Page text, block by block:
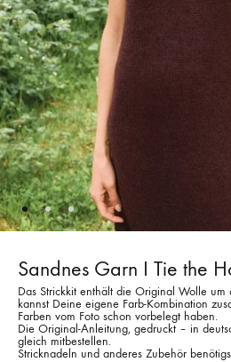
Sandnes Garn I Tie the
Das Strickkit enthält die Original Wolle
kannst Deine eigene Farb-Kombination
Farben vom Foto schon vorbelegt haben.
Die Original-Anleitung, gedruckt – in
gleich mitbestellen.
Stricknadeln und anderes Zubehör